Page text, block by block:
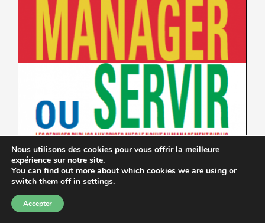
Nous utilisons des cookies pour vous offrir la meilleure
expérience sur notre site.
You can find out more about which cookies we are using or
switch them off in settings.
Accepter